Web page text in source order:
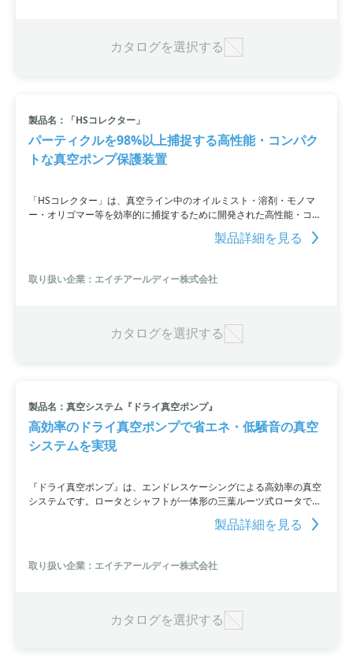
カタログを選択する
製品名：「HSコレクター」
パーティクルを98%以上捕捉する高性能・コンパク
トな真空ポンプ保護装置
「HSコレクター」は、真空ライン中のオイルミスト・溶剤・モノマ
ー・オリゴマー等を効率的に捕捉するために開発された高性能・コン
パクトな真空ポンプ保護装置です。メンテナンス性と耐薬品性も考慮
されています。製品は2種類のフィルターを使用しており、それぞれ
金属フィルターのMF-130型があります。簡単なメンテナンス性も特
長であり、特殊工具を必要とせず短時間でフィルター交換が可能で
製品詳細を見る
取り扱い企業：エイチアールディー株式会社
カタログを選択する
製品名：真空システム『ドライ真空ポンプ』
高効率のドライ真空ポンプで省エネ・低騒音の真空
システムを実現
『ドライ真空ポンプ』は、エンドレスケーシングによる高効率の真空
システムです。ロータとシャフトが一体形の三葉ルーツ式ロータで、
低騒音・低振動を実現しています。内部潤滑剤を使用しないため、真
空側への油の逆流もなく、作業環境及び作業者の健康も守られるので
期連続運転や維持管理も簡単に行えます。さらに、凝縮性気体のドレ
ン回収も可能で、耐久力も抜群です。
製品詳細を見る
取り扱い企業：エイチアールディー株式会社
カタログを選択する